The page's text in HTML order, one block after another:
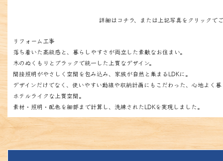
詳細はコチラ、または上記写真をクリックで
リフォーム工事
落ち着いた高級感と、暮らしやすさが両立した素敵なお住まい。
木のぬくもりとブラックで統一した上質なデザイン。
間接照明がやさしく空間を包み込み、家族が自然と集まるLDKに。
デザインだけでなく、使いやすい動線や収納計画にもこだわった、心地よく
ホテルライクな上質空間。
素材・照明・配色を細部まで計算し、洗練されたLDKを実現しました。